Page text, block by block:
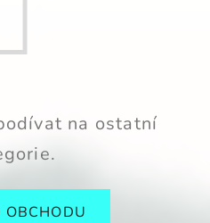
na ostatní
OBCHODU